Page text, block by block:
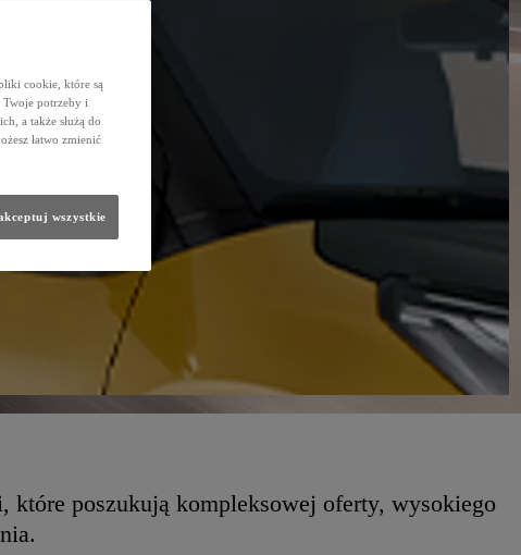
które poszukują kompleksowej oferty, wysokiego
cookie, które są
Twoje potrzeby i
a także służą do
łatwo zmienić
wszystkie